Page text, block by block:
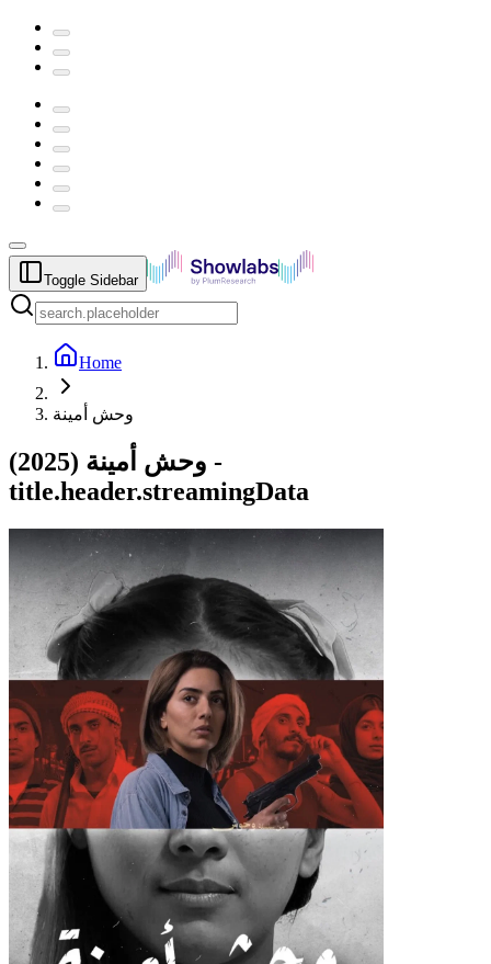
Toggle Sidebar
Home
وحش أمينة
وحش أمينة (
2025
) -
title.header.streamingData